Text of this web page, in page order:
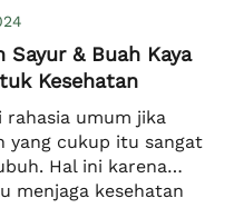
Sayur & Buah Kaya
Kesehatan
rahasia umum jika
yang cukup itu sangat
Hal ini karena
menjaga kesehatan